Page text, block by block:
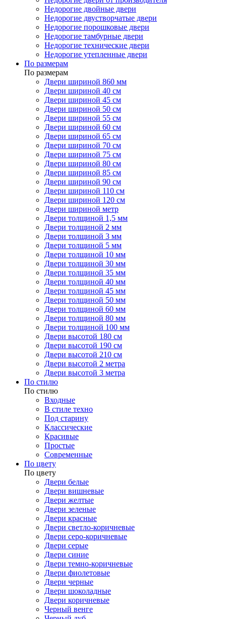
Недорогие двойные двери
Недорогие двустворчатые двери
Недорогие порошковые двери
Недорогие тамбурные двери
Недорогие технические двери
Недорогие утепленные двери
По размерам
По размерам
Двери шириной 860 мм
Двери шириной 40 см
Двери шириной 45 см
Двери шириной 50 см
Двери шириной 55 см
Двери шириной 60 см
Двери шириной 65 см
Двери шириной 70 см
Двери шириной 75 см
Двери шириной 80 см
Двери шириной 85 см
Двери шириной 90 см
Двери шириной 110 см
Двери шириной 120 см
Двери шириной метр
Двери толщиной 1,5 мм
Двери толщиной 2 мм
Двери толщиной 3 мм
Двери толщиной 5 мм
Двери толщиной 10 мм
Двери толщиной 30 мм
Двери толщиной 35 мм
Двери толщиной 40 мм
Двери толщиной 45 мм
Двери толщиной 50 мм
Двери толщиной 60 мм
Двери толщиной 80 мм
Двери толщиной 100 мм
Двери высотой 180 см
Двери высотой 190 см
Двери высотой 210 см
Двери высотой 2 метра
Двери высотой 3 метра
По стилю
По стилю
Входные
В стиле техно
Под старину
Классические
Красивые
Простые
Современные
По цвету
По цвету
Двери белые
Двери вишневые
Двери желтые
Двери зеленые
Двери красные
Двери светло-коричневые
Двери серо-коричневые
Двери серые
Двери синие
Двери темно-коричневые
Двери фиолетовые
Двери черные
Двери шоколадные
Двери коричневые
Черный венге